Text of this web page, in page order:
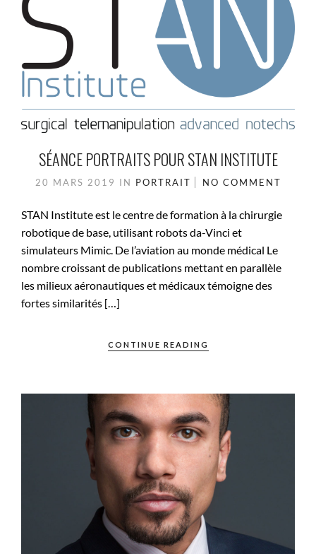
SÉANCE PORTRAITS POUR STAN INSTITUTE
20 MARS 2019 IN PORTRAIT NO COMMENT
STAN Institute est le centre de formation à la chirurgie
robotique de base, utilisant robots da-Vinci et
simulateurs Mimic. De l’aviation au monde médical Le
nombre croissant de publications mettant en parallèle
les milieux aéronautiques et médicaux témoigne des
fortes similarités […]
CONTINUE READING